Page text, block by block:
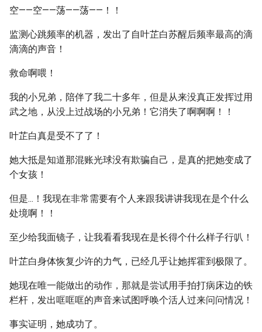
空——空——荡——荡——！！
监测心跳频率的机器，发出了自叶芷白苏醒后频率最高的滴
滴滴的声音！
救命啊喂！
我的小兄弟，陪伴了我二十多年，但是从来没真正发挥过用
武之地，从没上过战场的小兄弟！它消失了啊啊啊！！
叶芷白真是受不了了！
她大抵是知道那混账光球没有欺骗自己，是真的把她变成了
个女孩！
但是...！我现在非常需要有个人来跟我讲讲我现在是个什么
处境啊！！
至少给我面镜子，让我看看我现在是长得个什么样子行叭！
叶芷白身体恢复少许的力气，已经几乎让她挥霍到极限了。
她现在唯一能做出的动作，那就是尝试用手拍打病床边的铁
栏杆，发出哐哐哐的声音来试图呼唤个活人过来问问情况！
事实证明，她成功了。